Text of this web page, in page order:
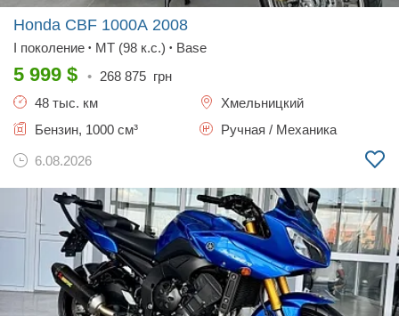
Honda CBF 1000A 2008
I поколение • MT (98 к.с.) • Base
5 999 $ • 268 875 грн
48 тыс. км
Хмельницкий
Бензин, 1000 см³
Ручная / Механика
6.08.2026